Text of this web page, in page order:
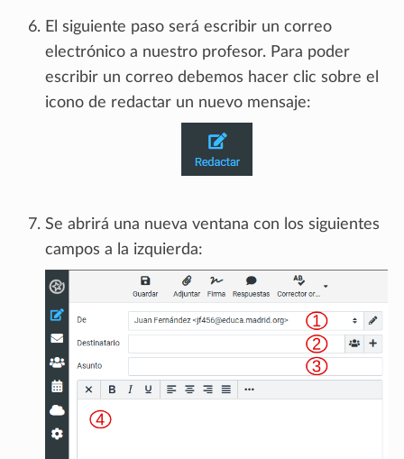
El siguiente paso será escribir un correo
electrónico a nuestro profesor. Para poder
escribir un correo debemos hacer clic sobre el
icono de redactar un nuevo mensaje:
Se abrirá una nueva ventana con los siguientes
campos a la izquierda: